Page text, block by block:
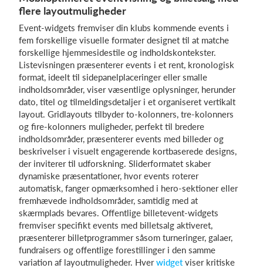
flere layoutmuligheder
Event-widgets fremviser din klubs kommende events i
fem forskellige visuelle formater designet til at matche
forskellige hjemmesidestile og indholdskontekster.
Listevisningen præsenterer events i et rent, kronologisk
format, ideelt til sidepanelplaceringer eller smalle
indholdsområder, viser væsentlige oplysninger, herunder
dato, titel og tilmeldingsdetaljer i et organiseret vertikalt
layout. Gridlayouts tilbyder to-kolonners, tre-kolonners
og fire-kolonners muligheder, perfekt til bredere
indholdsområder, præsenterer events med billeder og
beskrivelser i visuelt engagerende kortbaserede designs,
der inviterer til udforskning. Sliderformatet skaber
dynamiske præsentationer, hvor events roterer
automatisk, fanger opmærksomhed i hero-sektioner eller
fremhævede indholdsområder, samtidig med at
skærmplads bevares. Offentlige billetevent-widgets
fremviser specifikt events med billetsalg aktiveret,
præsenterer billetprogrammer såsom turneringer, galaer,
fundraisers og offentlige forestillinger i den samme
variation af layoutmuligheder. Hverwidgetviser kritiske